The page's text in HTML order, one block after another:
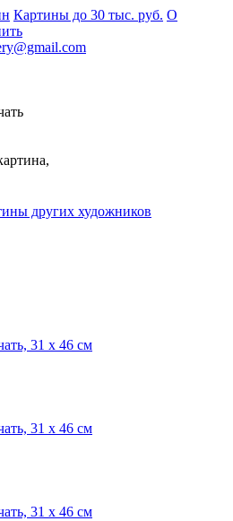
Картины до 30 тыс. руб. О
других художников
31 х 46 см
31 х 46 см
31 х 46 см